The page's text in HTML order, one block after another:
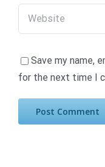
Save my name,
for the next time I